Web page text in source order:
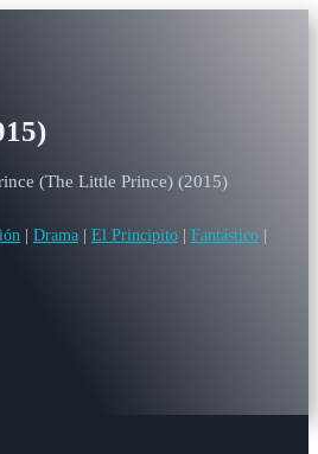
(The Little Prince) (2015)
Drama El Principito Fantástico